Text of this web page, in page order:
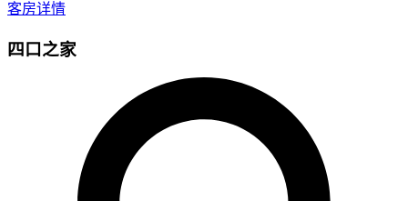
客房详情
四口之家